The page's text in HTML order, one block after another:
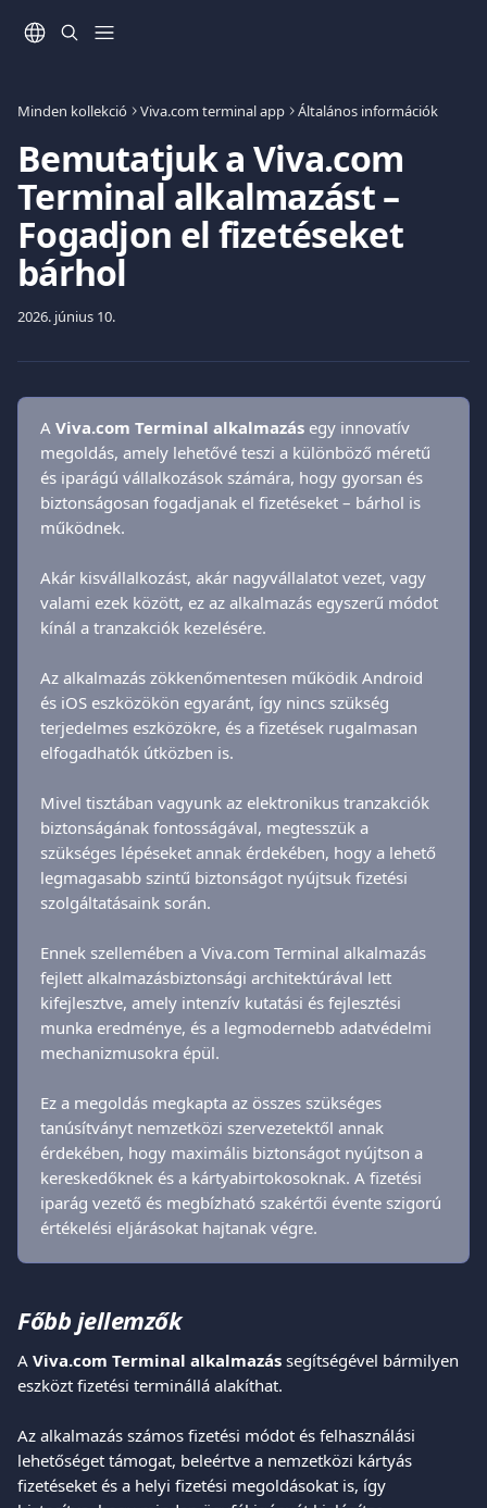
Minden kollekció Viva.com terminal app Általános információk
Bemutatjuk a Viva.com
Terminal alkalmazást –
Fogadjon el fizetéseket
bárhol
2026. június 10.
A Viva.com Terminal alkalmazás egy innovatív
megoldás, amely lehetővé teszi a különböző méretű
és iparágú vállalkozások számára, hogy gyorsan és
biztonságosan fogadjanak el fizetéseket – bárhol is
működnek.
Akár kisvállalkozást, akár nagyvállalatot vezet, vagy
valami ezek között, ez az alkalmazás egyszerű módot
kínál a tranzakciók kezelésére.
Az alkalmazás zökkenőmentesen működik Android
és iOS eszközökön egyaránt, így nincs szükség
terjedelmes eszközökre, és a fizetések rugalmasan
elfogadhatók útközben is.
Mivel tisztában vagyunk az elektronikus tranzakciók
biztonságának fontosságával, megtesszük a
szükséges lépéseket annak érdekében, hogy a lehető
legmagasabb szintű biztonságot nyújtsuk fizetési
szolgáltatásaink során.
Ennek szellemében a Viva.com Terminal alkalmazás
fejlett alkalmazásbiztonsági architektúrával lett
kifejlesztve, amely intenzív kutatási és fejlesztési
munka eredménye, és a legmodernebb adatvédelmi
mechanizmusokra épül.
Ez a megoldás megkapta az összes szükséges
tanúsítványt nemzetközi szervezetektől annak
érdekében, hogy maximális biztonságot nyújtson a
kereskedőknek és a kártyabirtokosoknak. A fizetési
iparág vezető és megbízható szakértői évente szigorú
értékelési eljárásokat hajtanak végre.
Főbb jellemzők
A Viva.com Terminal alkalmazás segítségével bármilyen
eszközt fizetési terminállá alakíthat.
Az alkalmazás számos fizetési módot és felhasználási
lehetőséget támogat, beleértve a nemzetközi kártyás
fizetéseket és a helyi fizetési megoldásokat is, így